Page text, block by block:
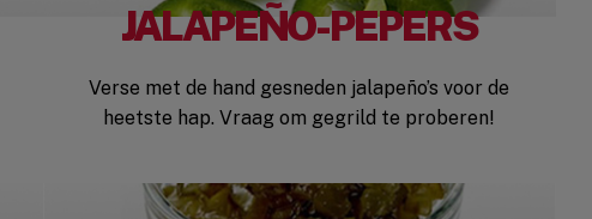
JALAPEÑO-PEPERS
Verse met de hand gesneden jalapeño’s voor de
heetste hap. Vraag om gegrild te proberen!